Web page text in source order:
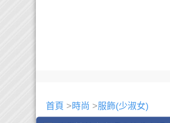
首頁 >時尚 >服飾(少淑女)